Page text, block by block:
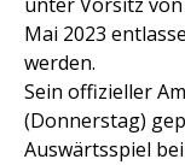
Mai 2023
werden.
Sein offizieller
(Donnerstag)
Auswärtsspiel